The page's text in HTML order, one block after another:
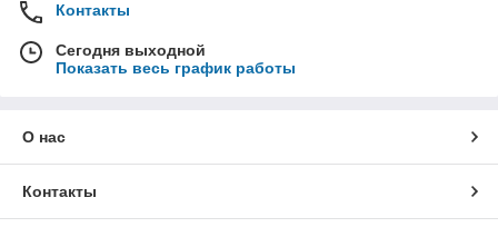
Контакты
Сегодня выходной
Показать весь график работы
О нас
Контакты